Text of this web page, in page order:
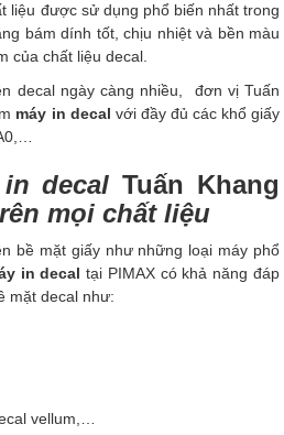
liệu được sử dụng phổ biến nhất trong
bám dính tốt, chịu nhiệt và bền màu
của chất liệu decal.
decal ngày càng nhiều, đơn vị Tuấn
máy in decal với đầy đủ các khổ giấy
in decalTuấn Khang
mọi chất liệu
bề mặt giấy như những loại máy phổ
in decaltại PIMAX có khả năng đáp
mặt decal như:
vellum,…